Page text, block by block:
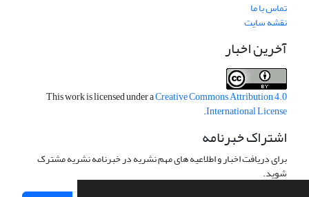
تماس با ما
نقشه سایت
آخرین اخبار
This work is licensed under aCreative Commons Attribution 4.0
International License
.
اشتراک خبرنامه
برای دریافت اخبار و اطلاعیه های مهم نشریه در خبرنامه نشریه مشترک
شوید.